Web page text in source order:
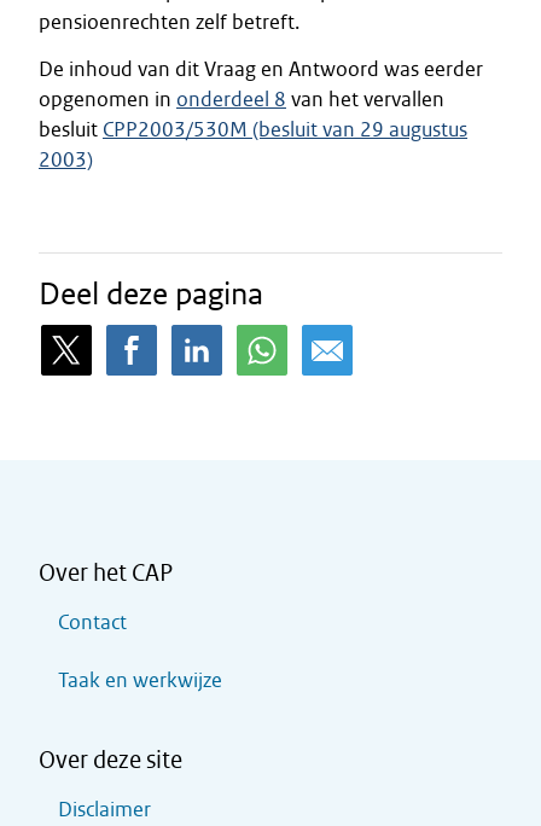
pensioenrechten zelf betreft.
De inhoud van dit Vraag en Antwoord was eerder
opgenomen in onderdeel 8 van het vervallen
besluit CPP2003/530M (besluit van 29 augustus
2003)
Deel deze pagina
Over het CAP
Contact
Taak en werkwijze
Over deze site
Disclaimer